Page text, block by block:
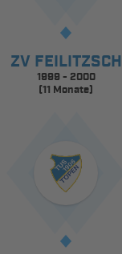
ZV FEILITZSCH
1999 - 2000
(11 Monate)